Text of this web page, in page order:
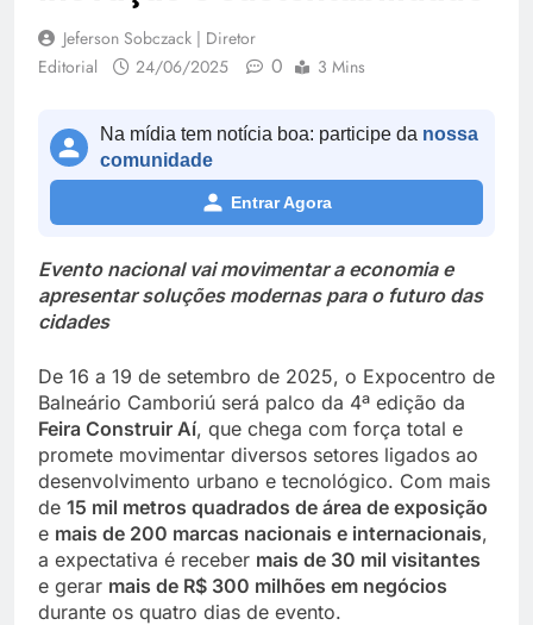
Jeferson Sobczack | Diretor
Editorial
24/06/2025 0 3 Mins
Na mídia tem notícia boa: participe da nossa
comunidade
Entrar Agora
Evento nacional vai movimentar a economia e
apresentar soluções modernas para o futuro das
cidades
De 16 a 19 de setembro de 2025, o Expocentro de
Balneário Camboriú será palco da 4ª edição da
Feira Construir Aí, que chega com força total e
promete movimentar diversos setores ligados ao
desenvolvimento urbano e tecnológico. Com mais
de 15 mil metros quadrados de área de exposição
e mais de 200 marcas nacionais e internacionais,
a expectativa é receber mais de 30 mil visitantes
e gerar mais de R$ 300 milhões em negócios
durante os quatro dias de evento.